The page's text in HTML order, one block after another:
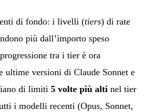
di fondo: i livelli (tiers) di rate
più dall’importo speso
tra i tier è ora
ultime versioni di Claude Sonnet e
di limiti 5 volte più alti nel tier
i modelli recenti (Opus, Sonnet,